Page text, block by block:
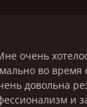
очень
во
довольна
и